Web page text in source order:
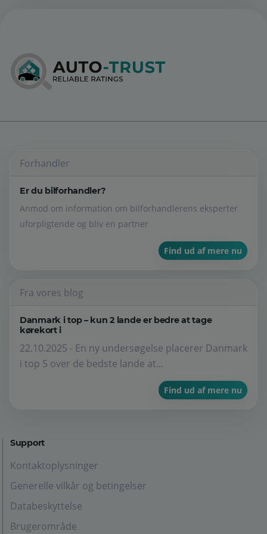
Forhandler
Er du bilforhandler?
Anmod om information om bilforhandlerens eksperter
uforpligtende og bliv en partner
Find ud af mere nu
Fra vores blog
Danmark i top – kun 2 lande er bedre at tage
kørekort i
22.10.2025 - En ny undersøgelse placerer Danmark
i top 5 over de bedste lande at...
Find ud af mere nu
Support
Kontaktoplysninger
Generelle vilkår og betingelser
Databeskyttelse
Brugerområde